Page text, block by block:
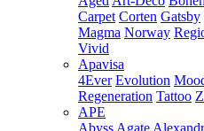
Carpet Corten Gatsby
Magma Norway
Vivid
Apavisa
4Ever Evolution
Regeneration Tattoo
APE